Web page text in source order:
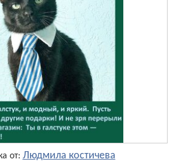
от: Людмила костичева